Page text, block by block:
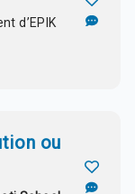
d’EPIK
ou